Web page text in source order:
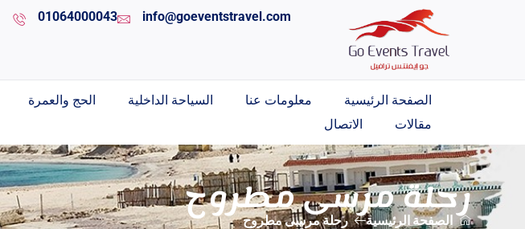
info@goeventstravel.com
01064000043
الصفحة الرئيسية معلومات عنا السياحة الداخلية الحج والعمرة
مقالات
الاتصال
رحلة مرسى مطروح
الصفحة الرئيسية رحلة مرسى مطروح